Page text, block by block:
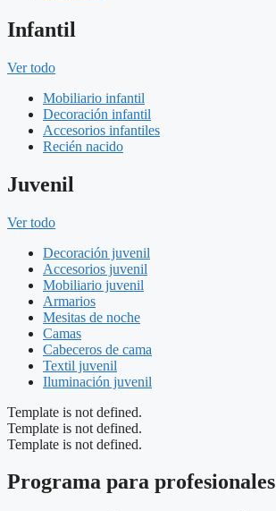
Infantil
Ver todo
Mobiliario infantil
Decoración infantil
Accesorios infantiles
Recién nacido
Juvenil
Ver todo
Decoración juvenil
Accesorios juvenil
Mobiliario juvenil
Armarios
Mesitas de noche
Camas
Cabeceros de cama
Textil juvenil
Iluminación juvenil
Template is not defined.
Template is not defined.
Template is not defined.
Programa para profesionales